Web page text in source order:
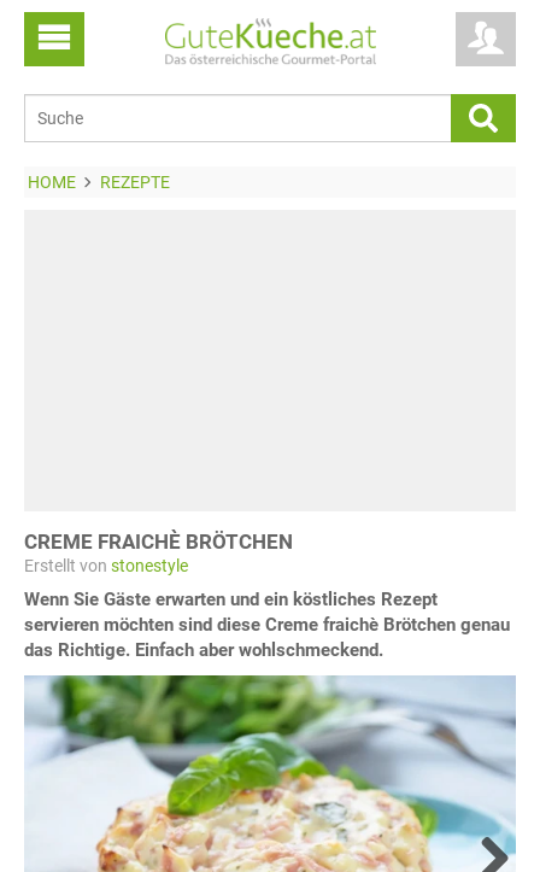
HOME REZEPTE
CREME FRAICHÈ BRÖTCHEN
Erstellt von stonestyle
Wenn Sie Gäste erwarten und ein köstliches Rezept
servieren möchten sind diese Creme fraichè Brötchen genau
das Richtige. Einfach aber wohlschmeckend.